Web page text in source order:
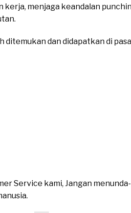
menjaga keandalan
ditemukan dan didapatkan di
Service kami, Jangan